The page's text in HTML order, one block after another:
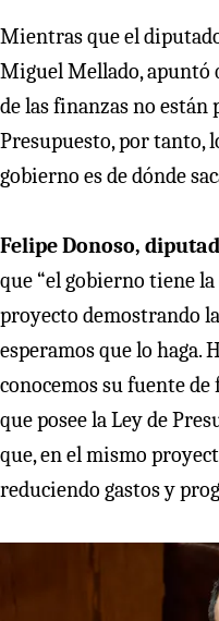
Mientras que el
Miguel Mellado, apuntó
de las finanzas no están
Presupuesto, por tanto,
gobierno es de dónde
Felipe Donoso,
que “el gobierno tiene
proyecto demostrando
esperamos que lo haga.
conocemos su fuente
que posee la Ley de
que, en el mismo
reduciendo gastos y